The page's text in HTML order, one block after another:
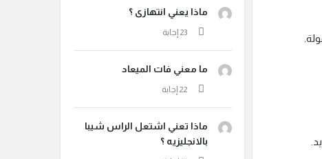
ماذا يعني انتهازى ؟
ما معني فات الميعاد
ماذا تعني اشتعل الراس شيبا
بالانجليزيه ؟